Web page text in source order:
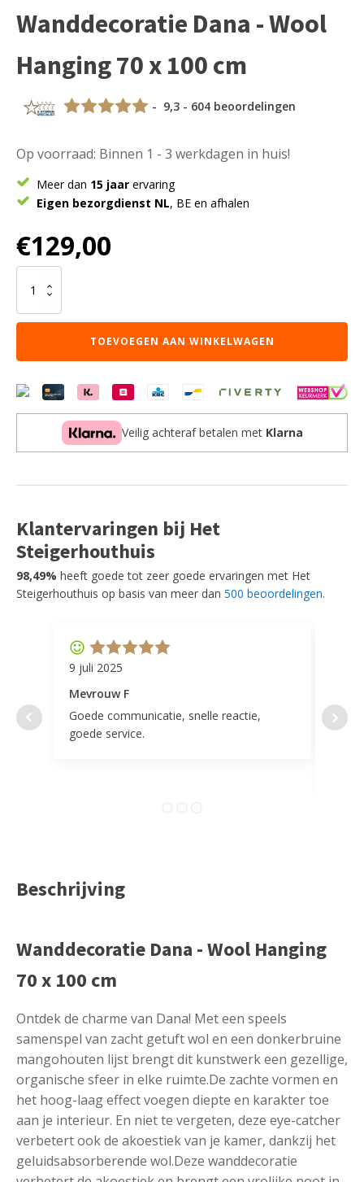
Wanddecoratie Dana - Wool
Hanging 70 x 100 cm
- 9,3 - 604 beoordelingen
Op voorraad: Binnen 1 - 3 werkdagen in huis!
Meer dan 15 jaar ervaring
Eigen bezorgdienst NL, BE en afhalen
€129,00
Dana
-
Wool
70
100
TOEVOEGEN AAN WINKELWAGEN
Veilig achteraf betalen met Klarna
Klantervaringen bij Het
Steigerhouthuis
98,49% heeft goede tot zeer goede ervaringen met Het
Steigerhouthuis op basis van meer dan 500 beoordelingen.
9 juli 2025
Mevrouw F
Goede communicatie, snelle reactie,
goede service.
door
Beschrijving
Wanddecoratie Dana - Wool Hanging
70 x 100 cm
Ontdek de charme van Dana! Met een speels
samenspel van zacht getuft wol en een donkerbruine
mangohouten lijst brengt dit kunstwerk een gezellige,
organische sfeer in elke ruimte.De zachte vormen en
het hoog-laag effect voegen diepte en karakter toe
aan je interieur. En niet te vergeten, deze eye-catcher
verbetert ook de akoestiek van je kamer, dankzij het
geluidsabsorberende wol.Deze wanddecoratie